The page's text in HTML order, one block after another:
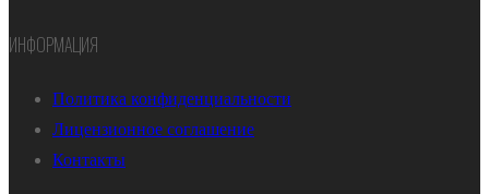
ИНФОРМАЦИЯ
Политика конфиденциальности
Лицензионное соглашение
Контакты